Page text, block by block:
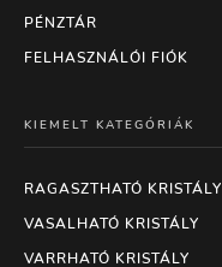
PÉNZTÁR
FELHASZNÁLÓI FIÓK
KIEMELT KATEGÓRIÁK
RAGASZTHATÓ KRISTÁLY
VASALHATÓ KRISTÁLY
VARRHATÓ KRISTÁLY